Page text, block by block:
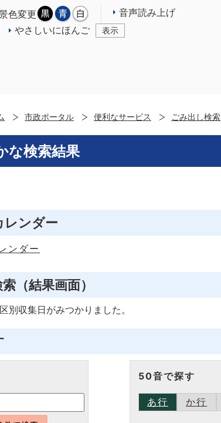
色変更 音声読み上げ
やさしいにほんご 表示
市政ポータル 便利なサービス ごみ出し検索
な検索結果
レンダー
ンダー
索 （結果画面）
別収集日がみつかりました。
50音で探す
あ行 か行